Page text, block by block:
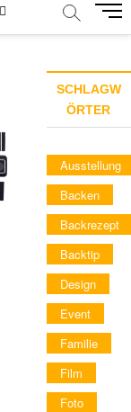
M
u
B
u
t
o
n
SCHLAGW
ÖRTER
Ausstellung
Backen
Backrezept
Backtip
Design
Event
Familie
Film
Foto